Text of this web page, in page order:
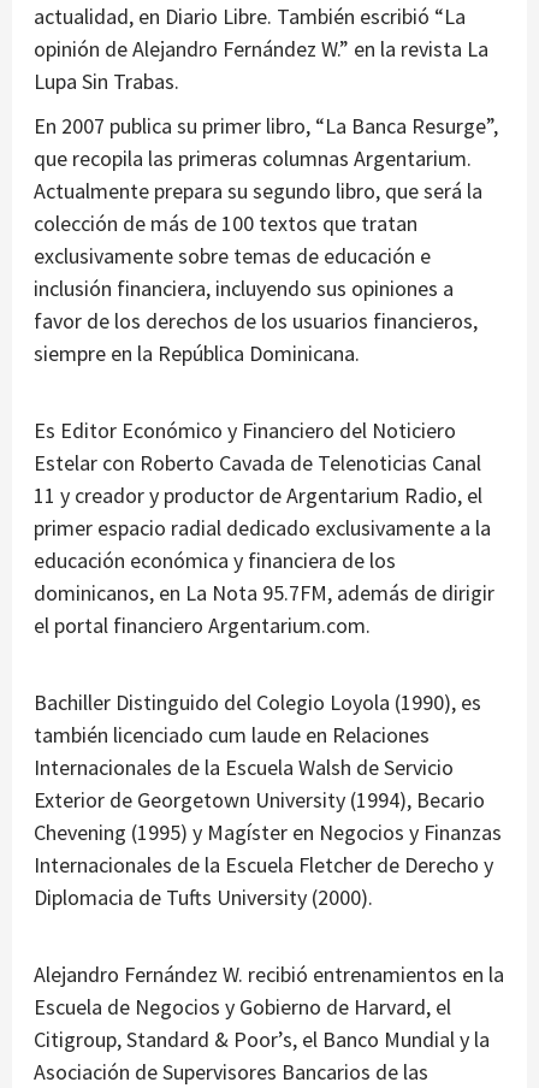
actualidad, en Diario Libre. También escribió “La
opinión de Alejandro Fernández W.” en la revista La
Lupa Sin Trabas.
En 2007 publica su primer libro, “La Banca Resurge”,
que recopila las primeras columnas Argentarium.
Actualmente prepara su segundo libro, que será la
colección de más de 100 textos que tratan
exclusivamente sobre temas de educación e
inclusión financiera, incluyendo sus opiniones a
favor de los derechos de los usuarios financieros,
siempre en la República Dominicana.
Es Editor Económico y Financiero del Noticiero
Estelar con Roberto Cavada de Telenoticias Canal
11 y creador y productor de Argentarium Radio, el
primer espacio radial dedicado exclusivamente a la
educación económica y financiera de los
dominicanos, en La Nota 95.7FM, además de dirigir
el portal financiero Argentarium.com.
Bachiller Distinguido del Colegio Loyola (1990), es
también licenciado cum laude en Relaciones
Internacionales de la Escuela Walsh de Servicio
Exterior de Georgetown University (1994), Becario
Chevening (1995) y Magíster en Negocios y Finanzas
Internacionales de la Escuela Fletcher de Derecho y
Diplomacia de Tufts University (2000).
Alejandro Fernández W. recibió entrenamientos en la
Escuela de Negocios y Gobierno de Harvard, el
Citigroup, Standard & Poor’s, el Banco Mundial y la
Asociación de Supervisores Bancarios de las